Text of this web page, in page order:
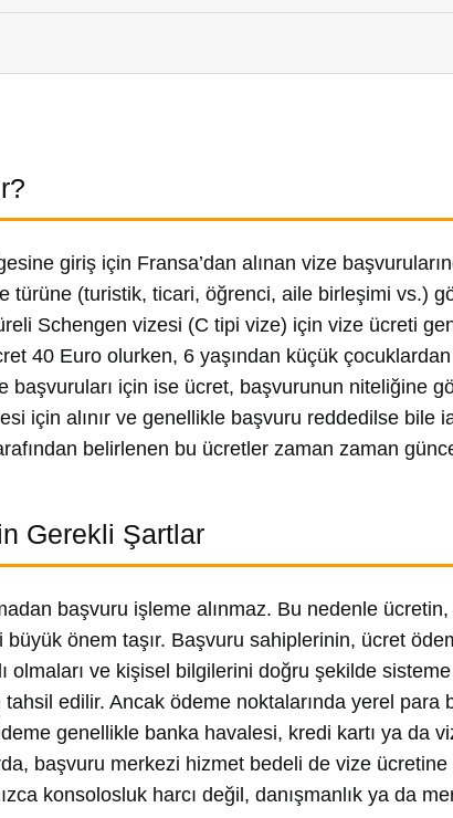
giriş için Fransa’dan alınan vize
türüne (turistik, ticari, öğrenci, aile birleşimi vs.)
Schengen vizesi (C tipi vize) için vize ücreti
40 Euro olurken, 6 yaşından küçük
için ise ücret, başvurunun niteliğine
için alınır ve genellikle başvuru reddedilse bile
belirlenen bu ücretler zaman zaman
Gerekli Şartlar
başvuru işleme alınmaz. Bu nedenle
büyük önem taşır. Başvuru sahiplerinin, ücret
olmaları ve kişisel bilgilerini doğru şekilde
edilir. Ancak ödeme noktalarında yerel para
genellikle banka havalesi, kredi kartı ya da
başvuru merkezi hizmet bedeli de vize
konsolosluk harcı değil, danışmanlık ya da